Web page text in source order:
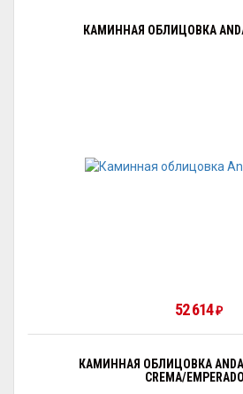
КАМИННАЯ ОБЛИЦОВКА
52 614₽
КАМИННАЯ ОБЛИЦОВКА
CREMA/